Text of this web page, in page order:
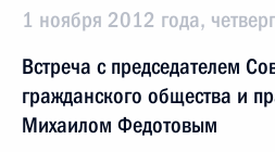
1 ноября 2012 года, четверг
Встреча с председателем
гражданского общества и
Михаилом Федотовым